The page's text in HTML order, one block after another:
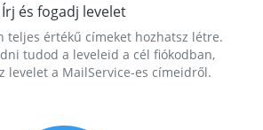
Írj és fogadj levelet
teljes értékű címeket hozhatsz létre.
tudod a leveleid a cél fiókodban,
levelet a MailService-es címeidről.